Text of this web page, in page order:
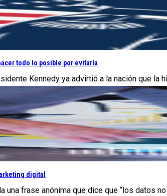
todo lo posible por evitarla
Kennedy ya advirtió a la nación que
digital
una frase anónima que dice que “los datos